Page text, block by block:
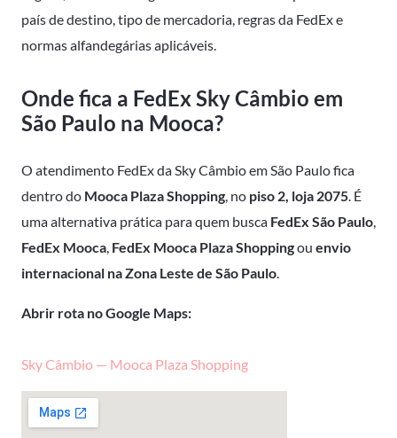
país de destino, tipo de mercadoria, regras da FedEx e
normas alfandegárias aplicáveis.
Onde fica a FedEx Sky Câmbio em
São Paulo na Mooca?
O atendimento FedEx da Sky Câmbio em São Paulo fica
dentro do Mooca Plaza Shopping, no piso 2, loja 2075. É
uma alternativa prática para quem busca FedEx São Paulo,
FedEx Mooca, FedEx Mooca Plaza Shoppingou envio
internacional na Zona Leste de São Paulo.
Abrir rota no Google Maps:
Sky Câmbio — Mooca Plaza Shopping